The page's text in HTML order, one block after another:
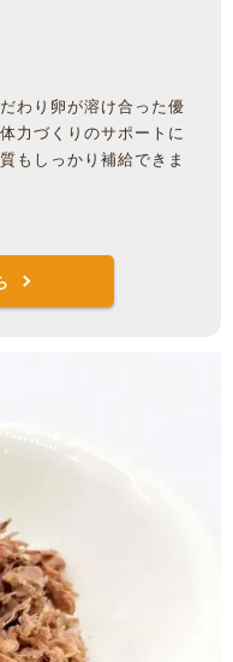
わり卵が溶け合った優
力づくりのサポートに
もしっかり補給できま